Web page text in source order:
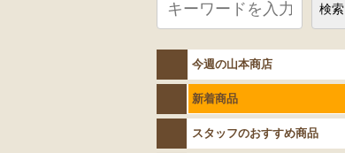
検索
今週の山本商店
新着商品
スタッフのおすすめ商品